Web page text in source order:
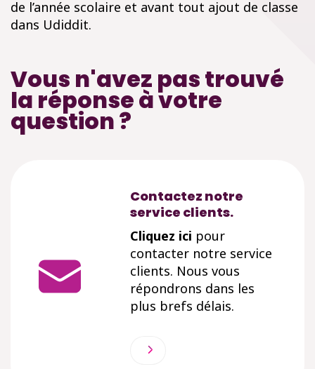
de l’année scolaire et avant tout ajout de classe
dans Udiddit.
Vous n'avez pas trouvé
la réponse à votre
question ?
Contactez notre
service clients.
Cliquez ici pour
contacter notre service
clients. Nous vous
répondrons dans les
plus brefs délais.